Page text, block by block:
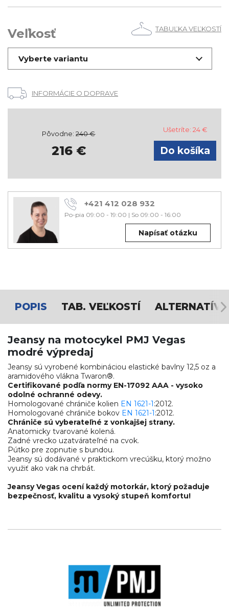
Veľkosť TABUĽKA VEĽKOSTÍ
Vyberte variantu
INFORMÁCIE O DOPRAVE
Pôvodne:240€
216€
Ušetríte: 24€
+421 412 028 932
Po-pia 09:00 - 19:00 | So 09:00 - 16:00
Napísať otázku
POPIS TAB. VEĽKOSTÍ ALTERNATÍVY
Jeansy na motocykel PMJ Vegas
modré výpredaj
Jeansy sú vyrobené kombináciou elastické bavlny 12,5 oz a
aramidového vlákna Twaron®.
Certifikované podľa normy EN-17092 AAA - vysoko
odolné ochranné odevy.
Homologované chrániče kolien EN 1621-1:2012.
Homologované chrániče bokov EN 1621-1:2012.
Chrániče sú vyberateľné z vonkajšej strany.
Anatomicky tvarované kolená.
Zadné vrecko uzatvárateľné na cvok.
Pútko pre zopnutie s bundou.
Jeansy sú dodávané v praktickom vrecúšku, ktorý možno
využiť ako vak na chrbát.
Jeansy Vegas ocení každý motorkár, ktorý požaduje
bezpečnosť, kvalitu a vysoký stupeň komfortu!